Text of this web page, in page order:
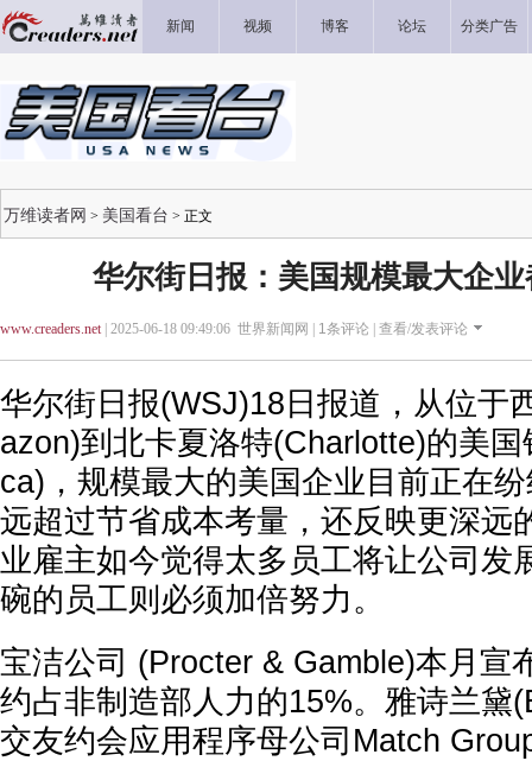
新闻 视频 博客 论坛 分类广告
万维读者网 > 美国看台 > 正文
华尔街日报：美国规模最大企
www.creaders.net| 2025-06-18 09:49:06 世界新闻网 | 1条评论 | 查看/发表评论
华尔街日报(WSJ)18日报道，从位于
azon)到北卡夏洛特(Charlotte)的美
ca)，规模最大的美国企业目前正在
远超过节省成本考量，还反映更深远
业雇主如今觉得太多员工将让公司发
碗的员工则必须加倍努力。
宝洁公司 (Procter & Gamble)本月宣
约占非制造部人力的15%。雅诗兰黛
交友约会应用程序母公司Match